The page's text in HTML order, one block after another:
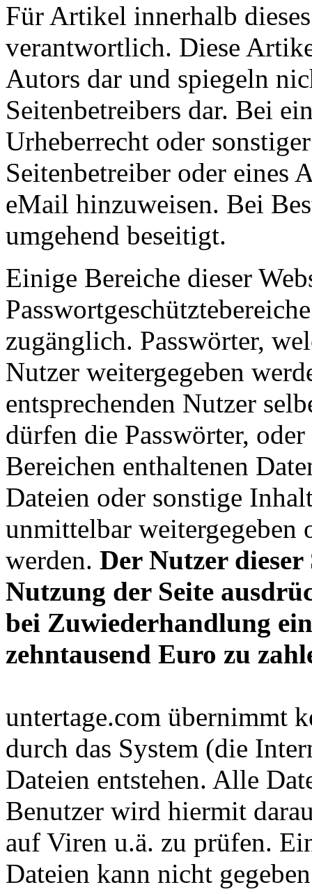
Für Artikel innerhalb
verantwortlich. Diese
Autors dar und spiegeln
Seitenbetreibers dar. Bei
Urheberrecht oder
Seitenbetreiber oder eines
eMail hinzuweisen. Bei
umgehend beseitigt.
Einige Bereiche dieser
zugänglich. Passwörter,
Nutzer weitergegeben
entsprechenden Nutzer
dürfen die Passwörter,
Bereichen enthaltenen
Dateien oder sonstige
unmittelbar weitergegeben
werden. Der Nutzer
Nutzung der Seite
bei Zuwiederhandlung
zehntausend Euro zu
untertage.com übernimmt
durch das System (die
Dateien entstehen. Alle
Benutzer wird hiermit
auf Viren u.ä. zu prüfen.
Dateien kann nicht